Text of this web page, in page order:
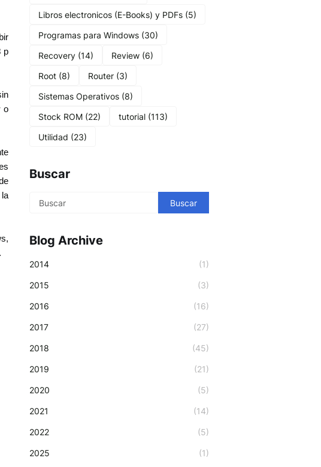
p
o
Libros electronicos (E-Books) y PDFs (5)
Programas para Windows (30)
Recovery (14) Review (6)
Root (8) Router (3)
Sistemas Operativos (8)
Stock ROM (22) tutorial (113)
Utilidad (23)
Buscar
Blog Archive
2014 (1)
2015 (3)
2016 (16)
2017 (27)
2018 (45)
2019 (21)
2020 (5)
2021 (14)
2022 (5)
2025 (1)